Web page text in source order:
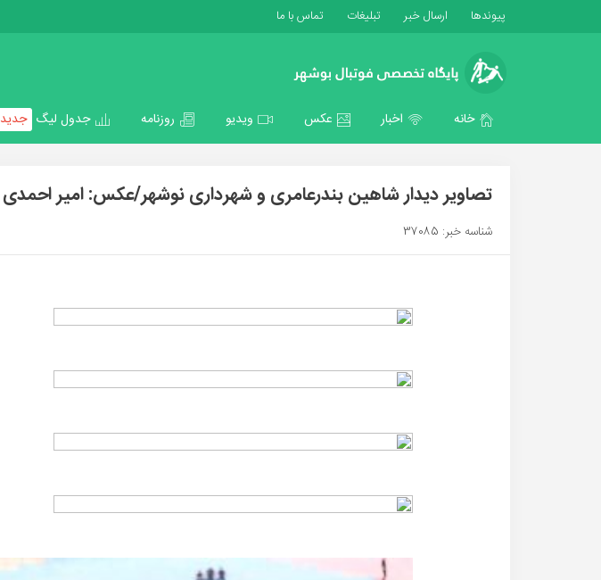
پیوندها ارسال خبر تبلیغات تماس با ما
خانه اخبار عکس ویدیو روزنامه جدول لیگ جدید
تصاویر دیدار شاهین بندرعامری و شهرداری نوشهر/عکس: امیر احمدی
شناسه خبر: 37085